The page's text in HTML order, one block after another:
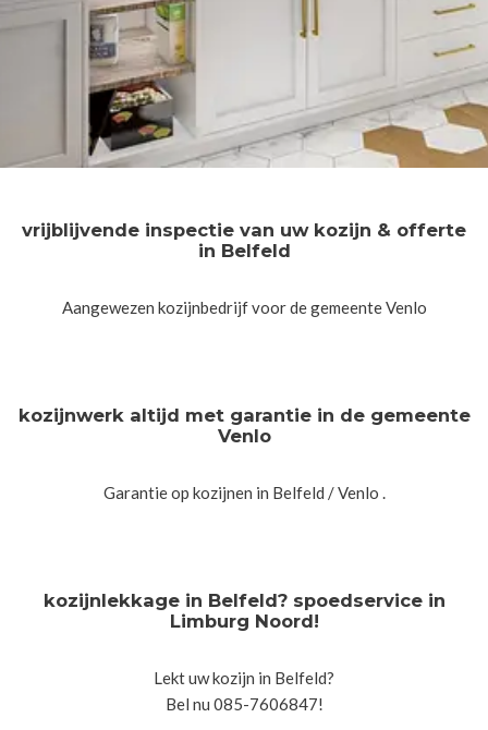
vrijblijvende inspectie van uw kozijn & offerte
in Belfeld
Aangewezen kozijnbedrijf voor de gemeente Venlo
kozijnwerk altijd met garantie in de gemeente
Venlo
Garantie op kozijnen in Belfeld / Venlo .
kozijnlekkage in Belfeld? spoedservice in
Limburg Noord!
Lekt uw kozijn in Belfeld?
Bel nu 085-7606847!